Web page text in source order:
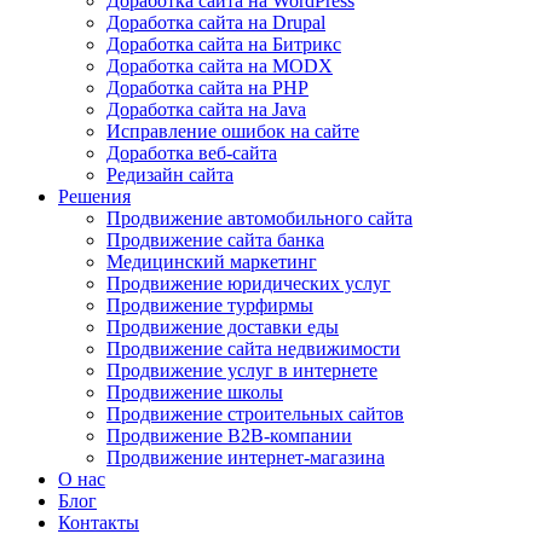
Доработка сайта на Drupal
Доработка сайта на Битрикс
Доработка сайта на MODX
Доработка сайта на PHP
Доработка сайта на Java
Исправление ошибок на сайте
Доработка веб-сайта
Редизайн сайта
Решения
Продвижение автомобильного сайта
Продвижение сайта банка
Медицинский маркетинг
Продвижение юридических услуг
Продвижение турфирмы
Продвижение доставки еды
Продвижение сайта недвижимости
Продвижение услуг в интернете
Продвижение школы
Продвижение строительных сайтов
Продвижение B2B-компании
Продвижение интернет-магазина
О нас
Блог
Контакты